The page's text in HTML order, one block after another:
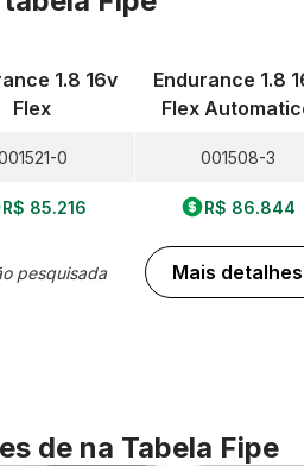
1.8 16v
Flex
0
R$ 85.216
pesquisada
Endurance 1.8
Flex
001508-3
R$ 86.844
Mais detalhes
de na Tabela Fipe
Foto 360º